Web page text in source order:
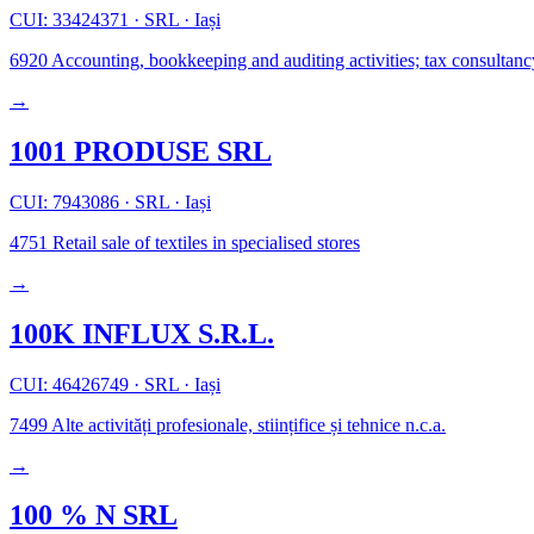
CUI: 33424371 · SRL · Iași
6920 Accounting, bookkeeping and auditing activities; tax
→
1001 PRODUSE SRL
CUI: 7943086 · SRL · Iași
4751 Retail sale of textiles in specialised stores
→
100K INFLUX S.R.L.
CUI: 46426749 · SRL · Iași
7499 Alte activități profesionale, stiințifice și tehnice n.c.a.
→
100 % N SRL